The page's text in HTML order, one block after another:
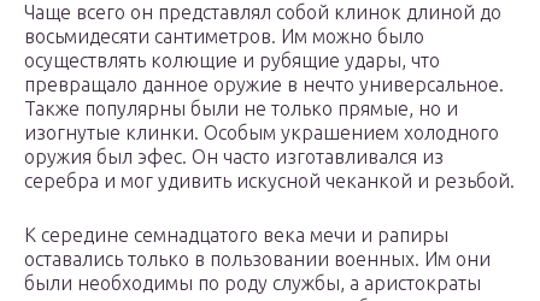
Чаще всего он представлял собой клинок длиной до
восьмидесяти сантиметров. Им можно было
осуществлять колющие и рубящие удары, что
превращало данное оружие в нечто универсальное.
Также популярны были не только прямые, но и
изогнутые клинки. Особым украшением холодного
оружия был эфес. Он часто изготавливался из
серебра и мог удивить искусной чеканкой и резьбой.
К середине семнадцатого века мечи и рапиры
оставались только в пользовании военных. Им они
были необходимы по роду службы, а аристократы